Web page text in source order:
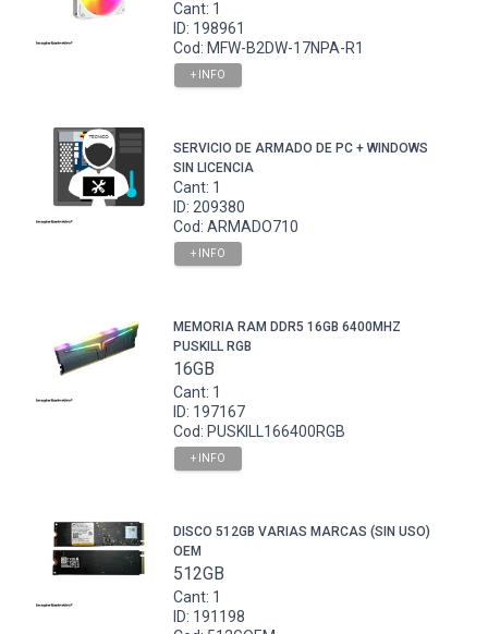
Cant: 1
ID: 198961
Cod: MFW-B2DW-17NPA-R1
+ INFO
SERVICIO DE ARMADO DE PC + WINDOWS
SIN LICENCIA
Cant: 1
ID: 209380
Cod: ARMADO710
+ INFO
MEMORIA RAM DDR5 16GB 6400MHZ
PUSKILL RGB
16GB
Cant: 1
ID: 197167
Cod: PUSKILL166400RGB
+ INFO
DISCO 512GB VARIAS MARCAS (SIN USO)
OEM
512GB
Cant: 1
ID: 191198